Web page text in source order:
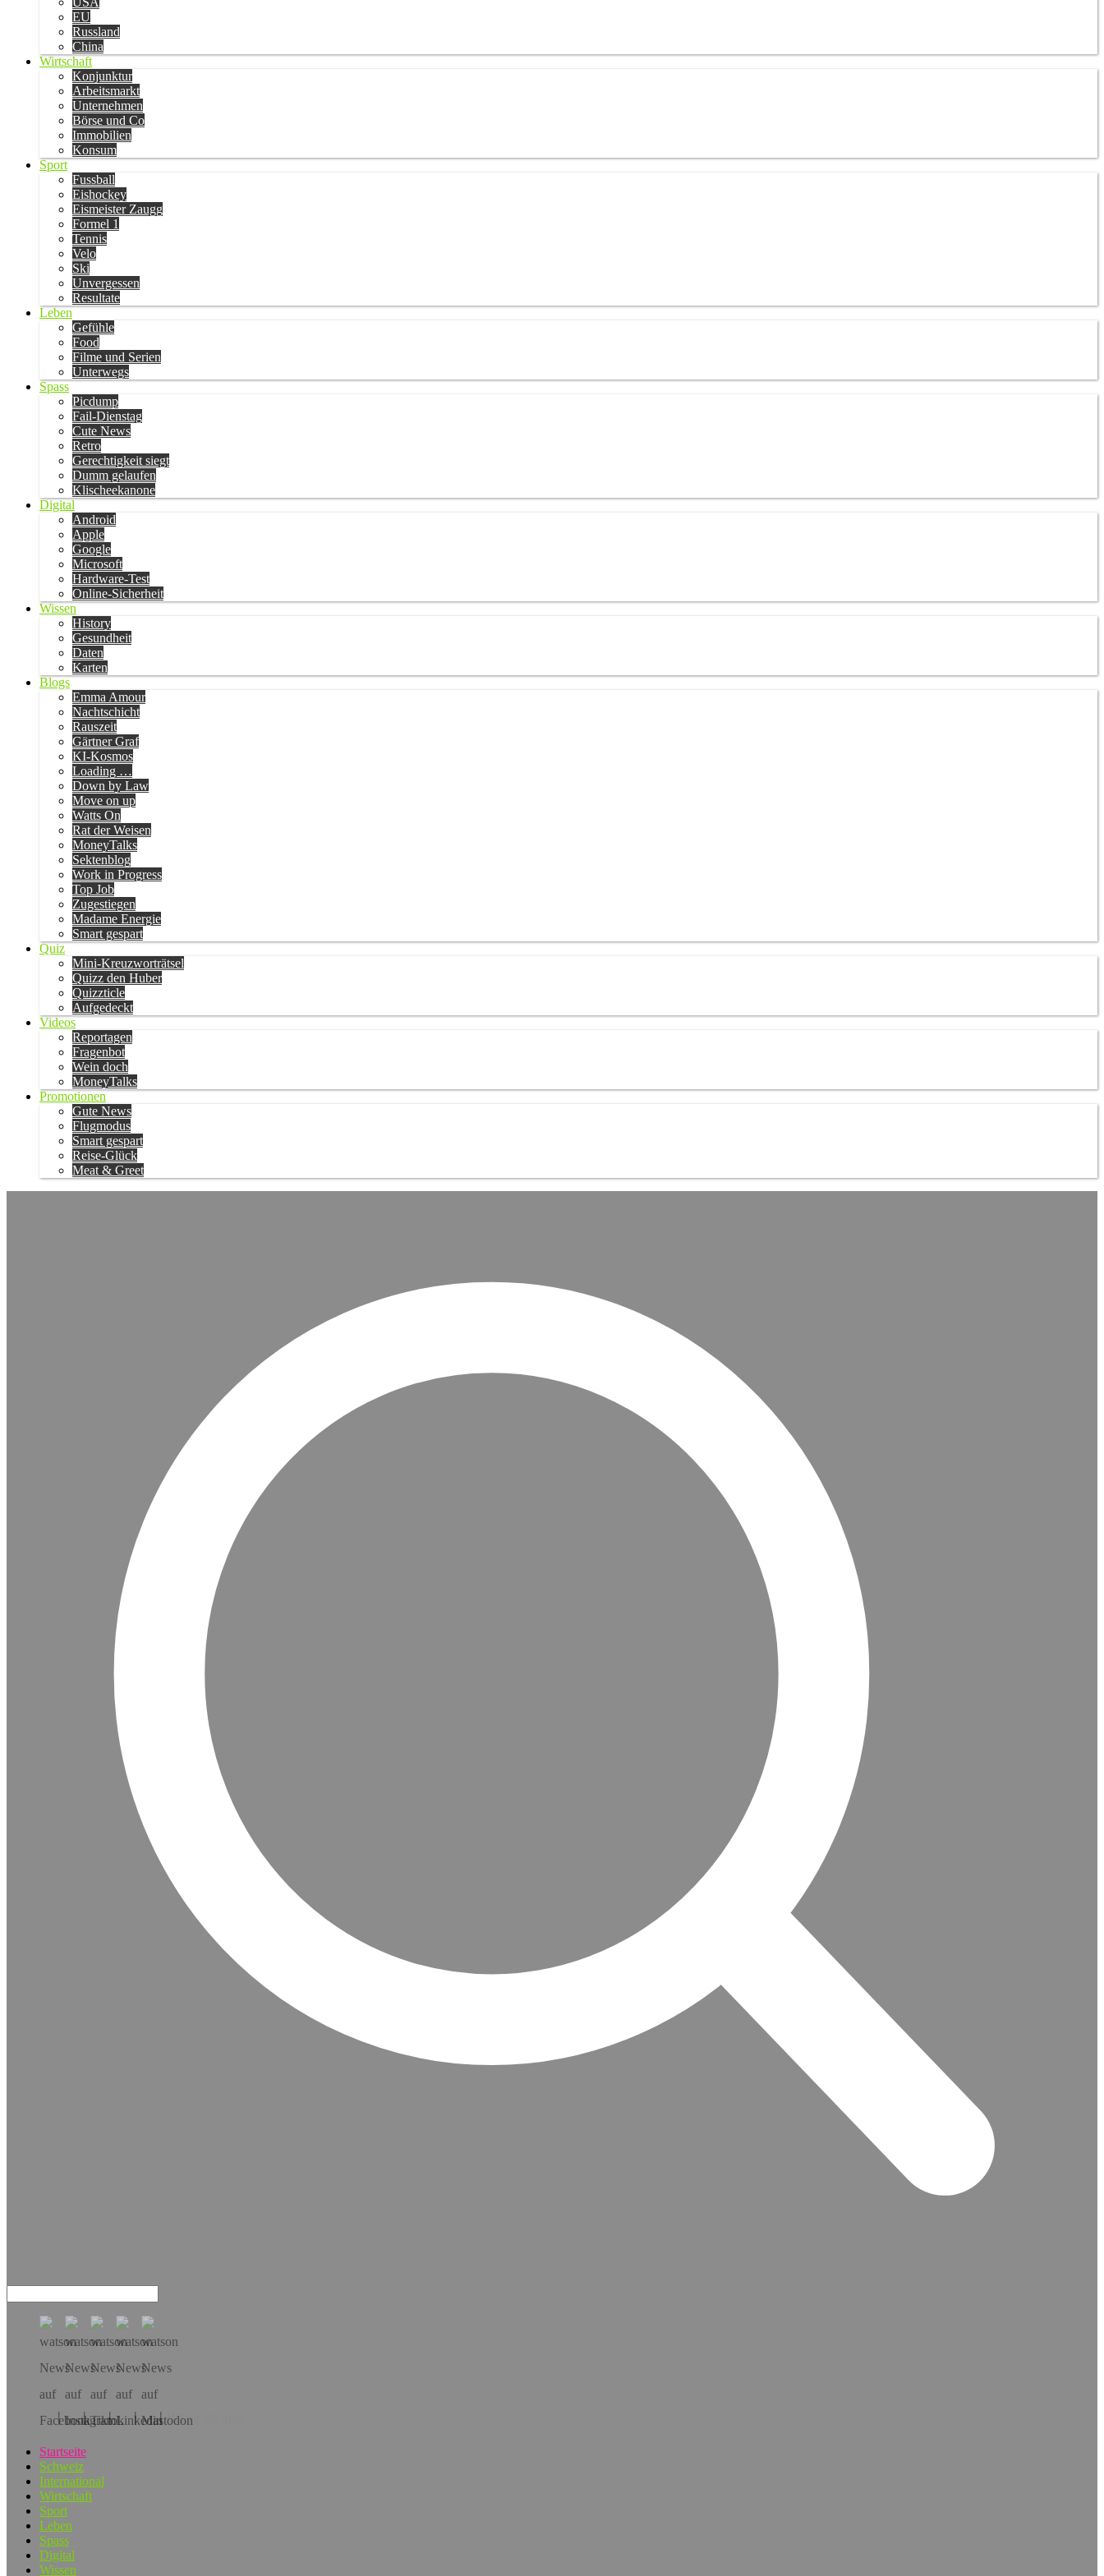
EU
Russland
China
Wirtschaft
Konjunktur
Arbeitsmarkt
Unternehmen
Börse und Co
Immobilien
Konsum
Sport
Fussball
Eishockey
Eismeister Zaugg
Formel 1
Tennis
Velo
Ski
Unvergessen
Resultate
Leben
Gefühle
Food
Filme und Serien
Unterwegs
Spass
Picdump
Fail-Dienstag
Cute News
Retro
Gerechtigkeit siegt
Dumm gelaufen
Klischeekanone
Digital
Android
Apple
Google
Microsoft
Hardware-Test
Online-Sicherheit
Wissen
History
Gesundheit
Daten
Karten
Blogs
Emma Amour
Nachtschicht
Rauszeit
Gärtner Graf
KI-Kosmos
Loading …
Down by Law
Move on up
Watts On
Rat der Weisen
MoneyTalks
Sektenblog
Work in Progress
Top Job
Zugestiegen
Madame Energie
Smart gespart
Quiz
Mini-Kreuzworträtsel
Quizz den Huber
Quizzticle
Aufgedeckt
Videos
Reportagen
Fragenbot
Wein doch
MoneyTalks
Promotionen
Gute News
Flugmodus
Smart gespart
Reise-Glück
Meat & Greet
Hol dir die App!
Startseite
Schweiz
International
Wirtschaft
Sport
Leben
Spass
Digital
Wissen